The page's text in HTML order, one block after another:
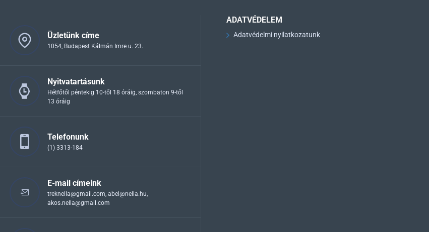
Üzletünk címe
1054, Budapest Kálmán Imre u. 23.
Nyitvatartásunk
Hétfőtől péntekig 10-től 18 óráig, szombaton 9-től
13 óráig
Telefonunk
(1) 3313-184
E-mail címeink
treknella@gmail.com, abel@nella.hu,
akos.nella@gmail.com
ADATVÉDELEM
Adatvédelmi nyilatkozatunk